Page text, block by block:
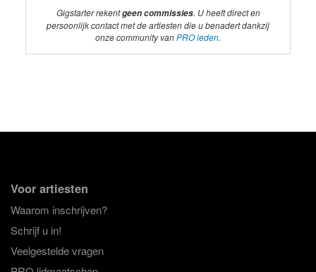
Gigstarter rekentgeen commissies. U heeft direct en
persoonlijk contact met de artiesten die u benadert dankzij
onze community vanPRO leden.
Voor artiesten
Waarom inschrijven?
Schrijf u in!
Veelgestelde vragen